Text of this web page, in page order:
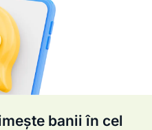
banii în cel